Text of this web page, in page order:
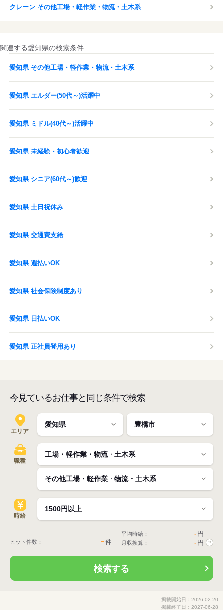
クレーン その他工場・軽作業・物流・土木系
関連する愛知県の検索条件
愛知県 その他工場・軽作業・物流・土木系
愛知県 エルダー(50代～)活躍中
愛知県 ミドル(40代～)活躍中
愛知県 未経験・初心者歓迎
愛知県 シニア(60代～)歓迎
愛知県 土日祝休み
愛知県 交通費支給
愛知県 週払いOK
愛知県 社会保険制度あり
愛知県 日払いOK
愛知県 正社員登用あり
今見ているお仕事と同じ条件で検索
エリア
職種
時給
ヒット件数： -件
平均時給： - 円
月収換算： - 円 ?
検索する
掲載開始日：2026-02-20
掲載終了日：2027-06-28